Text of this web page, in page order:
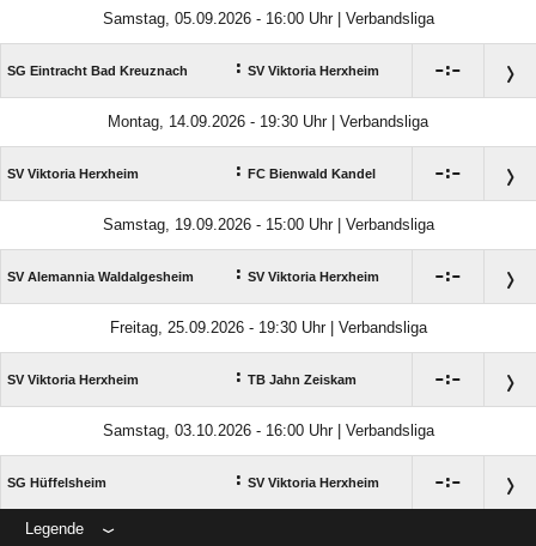
Samstag, 05.09.2026 - 16:00 Uhr | Verbandsliga
SG Eintracht Bad Kreuznach : SV Viktoria Herxheim :
Montag, 14.09.2026 - 19:30 Uhr | Verbandsliga
SV Viktoria Herxheim : FC Bienwald Kandel :
Samstag, 19.09.2026 - 15:00 Uhr | Verbandsliga
SV Alemannia Waldalgesheim : SV Viktoria Herxheim :
Freitag, 25.09.2026 - 19:30 Uhr | Verbandsliga
SV Viktoria Herxheim : TB Jahn Zeiskam :
Samstag, 03.10.2026 - 16:00 Uhr | Verbandsliga
SG Hüffelsheim : SV Viktoria Herxheim :
Legende